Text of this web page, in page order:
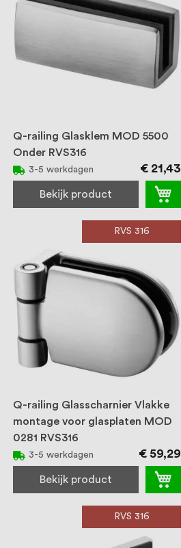
Q-railing Glasklem MOD 5500
Onder RVS316
3-5 werkdagen € 21,43
Bekijk product
RVS 316
Q-railing Glasscharnier Vlakke
montage voor glasplaten MOD
0281 RVS316
3-5 werkdagen € 59,29
Bekijk product
RVS 316